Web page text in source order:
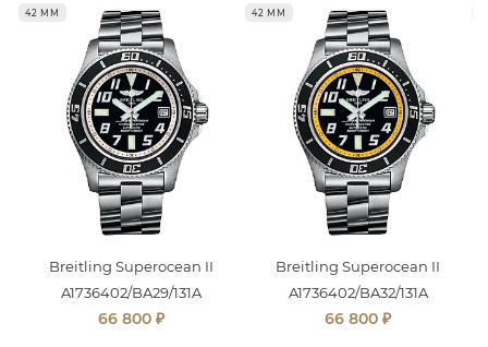
42 ММ
Breitling Superocean II
A1736402/BA29/131A
66 800 ₽
42 ММ
Breitling Superocean II
A1736402/BA32/131A
66 800 ₽